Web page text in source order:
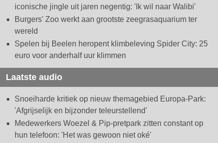
iconische jingle uit jaren negentig: 'Ik wil naar Walibi'
Burgers' Zoo werkt aan grootste zeegrasaquarium ter
wereld
Spelen bij Beelen heropent klimbeleving Spider City: 25
euro voor anderhalf uur klimmen
Laatste audio
Snoeiharde kritiek op nieuw themagebied Europa-Park:
'Afgrijselijk en bijzonder teleurstellend'
Medewerkers Woezel & Pip-pretpark zitten constant op
hun telefoon: 'Het was gewoon niet oké'